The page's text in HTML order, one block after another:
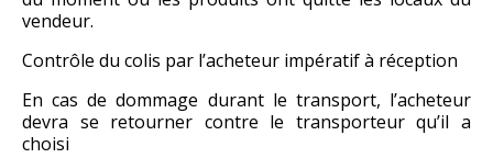
vendeur.
Contrôle du colis par l’acheteur impératif à réception
En cas de dommage durant le transport, l’acheteur
devra se retourner contre le transporteur qu’il a
choisi